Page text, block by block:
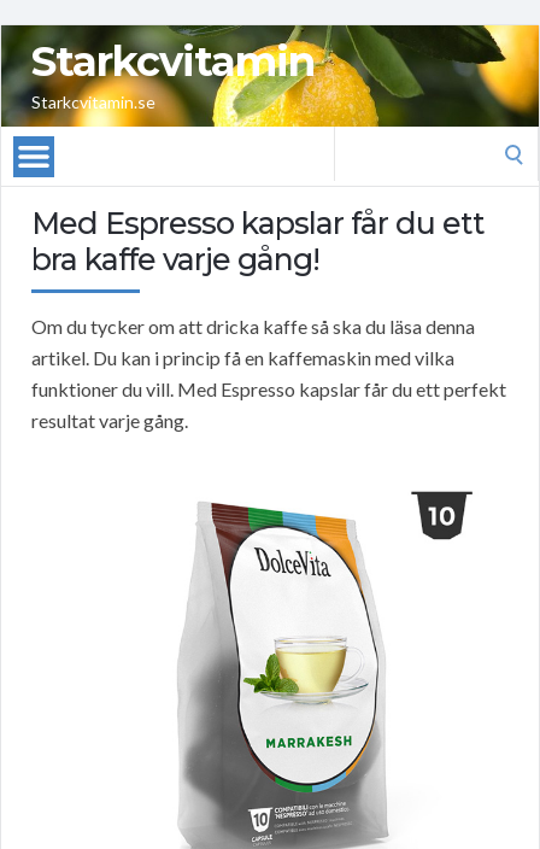
Starkcvitamin
Starkcvitamin.se
Med Espresso kapslar får du ett
bra kaffe varje gång!
Om du tycker om att dricka kaffe så ska du läsa denna
artikel. Du kan i princip få en kaffemaskin med vilka
funktioner du vill. Med Espresso kapslar får du ett perfekt
resultat varje gång.